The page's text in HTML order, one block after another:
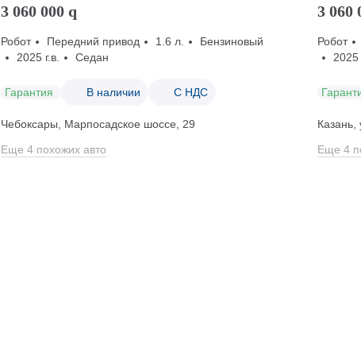
3 060 000 q
Робот Передний привод 1.6 л.
Бензиновый
2025 г.в.
Седан
Гарантия В наличии С НДС
Чебоксары, Марпосадское шоссе, 29
Еще 4 похожих авто
3 060
Робот
2025
Казань,
Еще 4